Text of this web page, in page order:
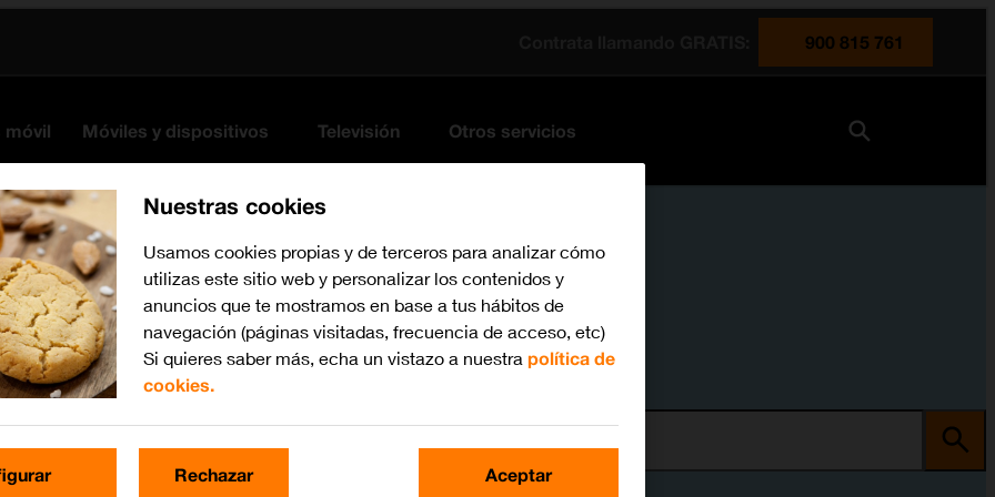
900 815 761
móvil Móviles y dispositivos Televisión Otros servicios
Nuestras cookies
Usamos cookies propias y de terceros para analizar cómo
utilizas este sitio web y personalizar los contenidos y
anuncios que te mostramos en base a tus hábitos de
navegación (páginas visitadas, frecuencia de acceso, etc)
Si quieres saber más, echa un vistazo a nuestra política de
cookies.
Rechazar Aceptar